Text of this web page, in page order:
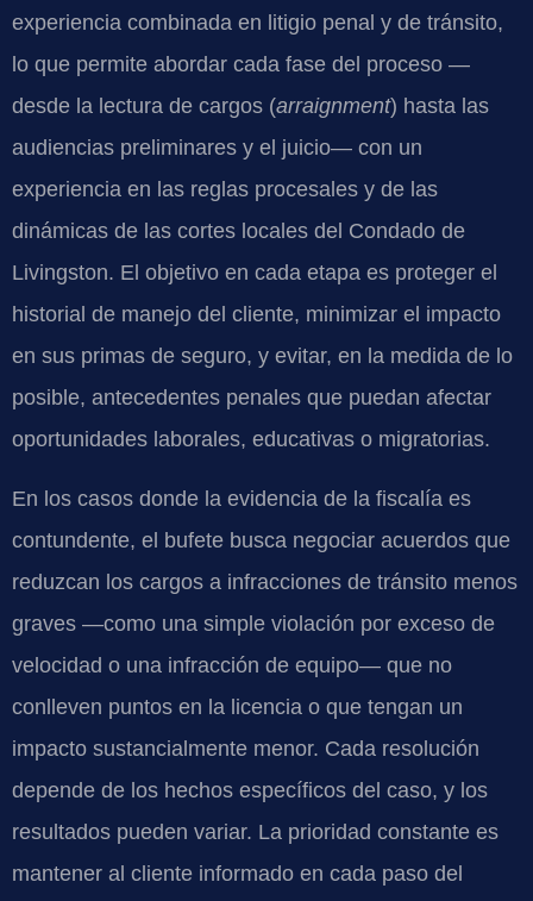
experiencia combinada en litigio penal y de tránsito,
lo que permite abordar cada fase del proceso —
desde la lectura de cargos (arraignment) hasta las
audiencias preliminares y el juicio— con un
experiencia en las reglas procesales y de las
dinámicas de las cortes locales del Condado de
Livingston. El objetivo en cada etapa es proteger el
historial de manejo del cliente, minimizar el impacto
en sus primas de seguro, y evitar, en la medida de lo
posible, antecedentes penales que puedan afectar
oportunidades laborales, educativas o migratorias.
En los casos donde la evidencia de la fiscalía es
contundente, el bufete busca negociar acuerdos que
reduzcan los cargos a infracciones de tránsito menos
graves —como una simple violación por exceso de
velocidad o una infracción de equipo— que no
conlleven puntos en la licencia o que tengan un
impacto sustancialmente menor. Cada resolución
depende de los hechos específicos del caso, y los
resultados pueden variar. La prioridad constante es
mantener al cliente informado en cada paso del